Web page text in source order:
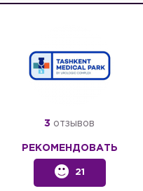
3 отзывов
РЕКОМЕНДОВАТЬ
21